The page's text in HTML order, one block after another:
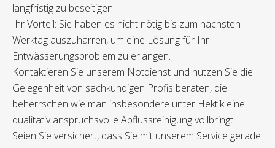
langfristig zu beseitigen.
Ihr Vorteil: Sie haben es nicht nötig bis zum nächsten
Werktag auszuharren, um eine Lösung für Ihr
Entwässerungsproblem zu erlangen.
Kontaktieren Sie unserem Notdienst und nutzen Sie die
Gelegenheit von sachkundigen Profis beraten, die
beherrschen wie man insbesondere unter Hektik eine
qualitativ anspruchsvolle Abflussreinigung vollbringt.
Seien Sie versichert, dass Sie mit unserem Service gerade